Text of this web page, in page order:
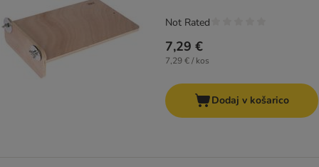
7,29 €
7,29 € / kos
Not Rated
Dodaj v košarico